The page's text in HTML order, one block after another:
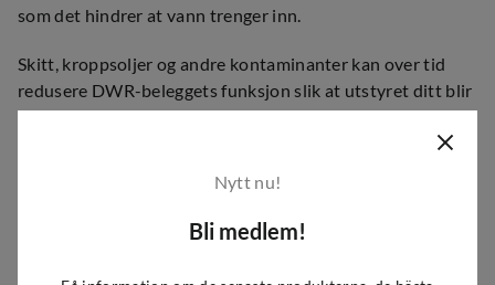
som det hindrer at vann trenger inn.
Skitt, kroppsoljer og andre kontaminanter kan over tid
redusere DWR-beleggets funksjon slik at utstyret ditt blir
mer vannabsorberende. Vaskes det da med vanlige
husholdnings vaskemidler vil det bli etterlatt partikler
vannavstøtende egenskapene. Når DWR-belegget svikter,
vil tekstilet suge til seg vann. Som resultat vil pusteevnen
innsiden.
Nytt nu!
Bli medlem!